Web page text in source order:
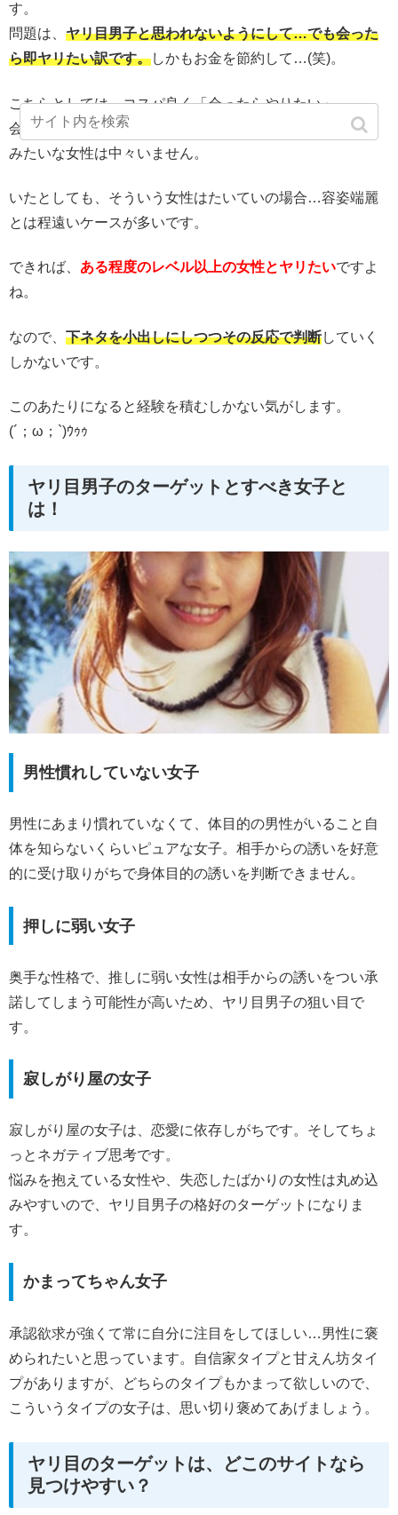
す。
問題は、 ヤリ目男子と思われないようにして…でも会った
ら即ヤリたい訳です。しかもお金を節約して…(笑)。
こちらとしては、コスパ良く「会ったらやりたい」。
会う前のメールで下ネタばんばん交わしていつでもOK～♪
みたいな女性は中々いません。
いたとしても、そういう女性はたいていの場合…容姿端麗
とは程遠いケースが多いです。
できれば、 ある程度のレベル以上の女性とヤリたいですよ
ね。
なので、 下ネタを小出しにしつつその反応で判断していく
しかないです。
このあたりになると経験を積むしかない気がします。
(´；ω；`)ｳｩｩ
ヤリ目男子のターゲットとすべき女子と
は！
男性慣れしていない女子
男性にあまり慣れていなくて、体目的の男性がいること自
体を知らないくらいピュアな女子。相手からの誘いを好意
的に受け取りがちで身体目的の誘いを判断できません。
押しに弱い女子
奥手な性格で、推しに弱い女性は相手からの誘いをつい承
諾してしまう可能性が高いため、ヤリ目男子の狙い目で
す。
寂しがり屋の女子
寂しがり屋の女子は、恋愛に依存しがちです。そしてちょ
っとネガティブ思考です。
悩みを抱えている女性や、失恋したばかりの女性は丸め込
みやすいので、ヤリ目男子の格好のターゲットになりま
す。
かまってちゃん女子
承認欲求が強くて常に自分に注目をしてほしい…男性に褒
められたいと思っています。自信家タイプと甘えん坊タイ
プがありますが、どちらのタイプもかまって欲しいので、
こういうタイプの女子は、思い切り褒めてあげましょう。
ヤリ目のターゲットは、どこのサイトなら
見つけやすい？